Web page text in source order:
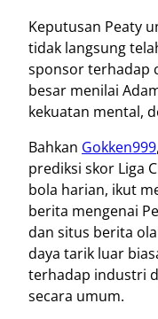
Keputusan Peaty
tidak langsung
sponsor terhadap
besar menilai
kekuatan mental,
Bahkan Gokken999
prediksi skor Liga
bola harian, ikut
berita mengenai
dan situs berita
daya tarik luar
terhadap industri
secara umum.